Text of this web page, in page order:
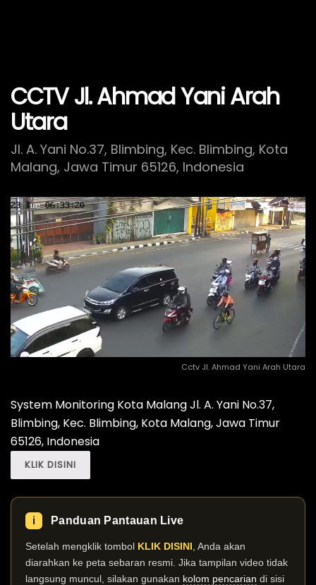
CCTV Jl. Ahmad Yani Arah
Utara
Jl. A. Yani No.37, Blimbing, Kec. Blimbing, Kota
Malang, Jawa Timur 65126, Indonesia
Cctv Jl. Ahmad Yani Arah Utara
System Monitoring Kota Malang Jl. A. Yani No.37,
Blimbing, Kec. Blimbing, Kota Malang, Jawa Timur
65126, Indonesia
KLIK DISINI
ℹ️ Panduan Pantauan Live
Setelah mengklik tombol KLIK DISINI , Anda akan
diarahkan ke peta sebaran resmi. Jika tampilan video tidak
langsung muncul, silakan gunakan kolom pencarian di sisi